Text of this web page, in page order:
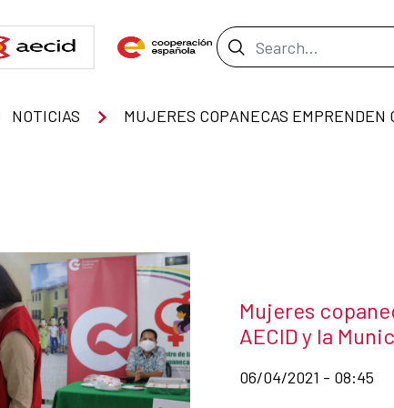
Search Bar
NOTICIAS
News title
Mujeres
AECID y la
Date of publication of
06/04/2021 - 08:45